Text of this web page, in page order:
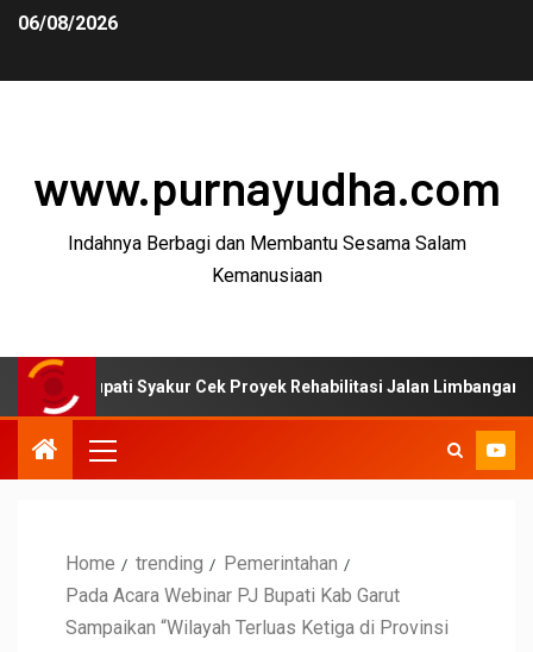
06/08/2026
www.purnayudha.com
Indahnya Berbagi dan Membantu Sesama Salam
Kemanusiaan
Syakur Cek Proyek Rehabilitasi Jalan Limbangan–Selaawi
Home trending
Pemerintahan
Pada Acara Webinar PJ Bupati Kab Garut
Sampaikan “Wilayah Terluas Ketiga di Provinsi